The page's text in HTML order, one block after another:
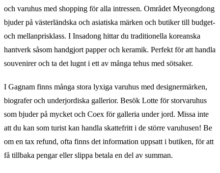
och varuhus med shopping för alla intressen. Området Myeongdong
bjuder på västerländska och asiatiska märken och butiker till budget-
och mellanprisklass. I Insadong hittar du traditionella koreanska
hantverk såsom handgjort papper och keramik. Perfekt för att handla
souvenirer och ta det lugnt i ett av många tehus med sötsaker.
I Gagnam finns många stora lyxiga varuhus med designermärken,
biografer och underjordiska gallerior. Besök Lotte för storvaruhus
som bjuder på mycket och Coex för galleria under jord. Missa inte
att du kan som turist kan handla skattefritt i de större varuhusen! Be
om en tax refund, ofta finns det information uppsatt i butiken, för att
få tillbaka pengar eller slippa betala en del av summan.